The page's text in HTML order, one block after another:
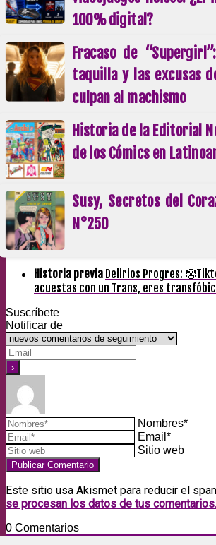
100% digital?
Fracaso de
taquilla y las excusas
culpan al machismo
Historia de la Editorial
de los Cómics en
Susy, Secretos del
N°250
Historia previa Delirios Progres:
acuestas con un Trans, eres
Suscríbete
Notificar de
Nombres*
Email*
Sitio web
Este sitio usa Akismet para reducir el
se procesan los datos de tus comentarios.
0 Comentarios